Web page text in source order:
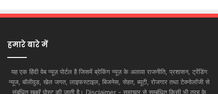
हमारे बारे में
यह एक हिंदी वेब न्यूज़ पोर्टल है जिसमें ब्रेकिंग न्यूज़ के अलावा राजनीति, प्रशासन, ट्रेंडिंग
न्यूज, बॉलीवुड, खेल जगत, लाइफस्टाइल, बिजनेस, सेहत, ब्यूटी, रोजगार तथा टेक्नोलॉजी से
संबंधित खबरें पोस्ट की जाती है। Disclaimer - समाचार से सम्बंधित किसी भी तरह के